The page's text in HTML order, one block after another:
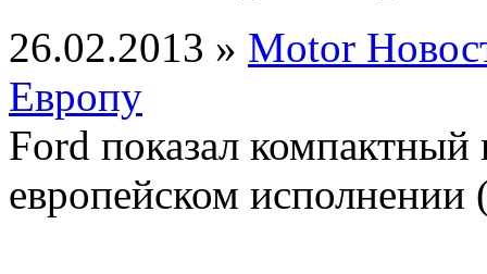
26.02.2013 » Motor
Европу
Ford показал компактный
европейском исполнении